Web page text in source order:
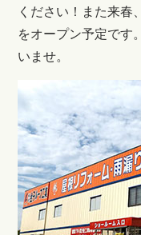
ください！また来春
をオープン予定です
いませ。